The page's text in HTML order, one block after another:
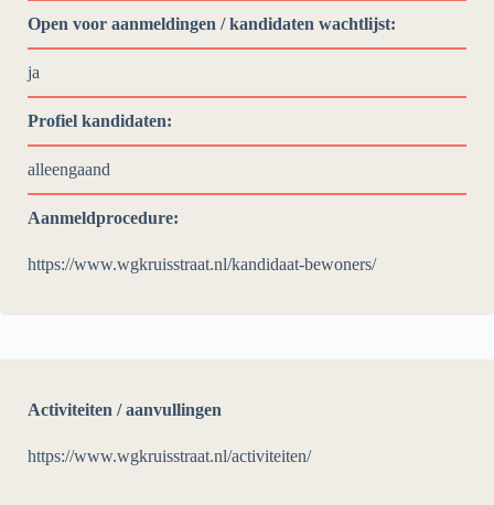
Open voor aanmeldingen / kandidaten wachtlijst:
ja
Profiel kandidaten:
alleengaand
Aanmeldprocedure:
https://www.wgkruisstraat.nl/kandidaat-bewoners/
Activiteiten / aanvullingen
https://www.wgkruisstraat.nl/activiteiten/